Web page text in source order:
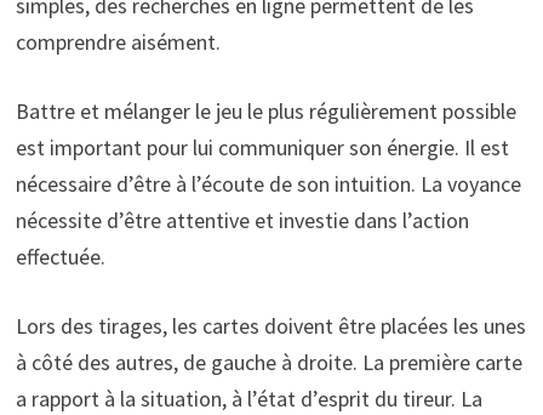
simples, des recherches en ligne permettent de les
comprendre aisément.
Battre et mélanger le jeu le plus régulièrement possible
est important pour lui communiquer son énergie. Il est
nécessaire d’être à l’écoute de son intuition. La voyance
nécessite d’être attentive et investie dans l’action
effectuée.
Lors des tirages, les cartes doivent être placées les unes
à côté des autres, de gauche à droite. La première carte
a rapport à la situation, à l’état d’esprit du tireur. La